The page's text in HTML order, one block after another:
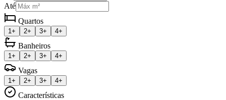
Até
Quartos
1+ 2+ 3+ 4+
Banheiros
1+ 2+ 3+ 4+
Vagas
1+ 2+ 3+ 4+
Características